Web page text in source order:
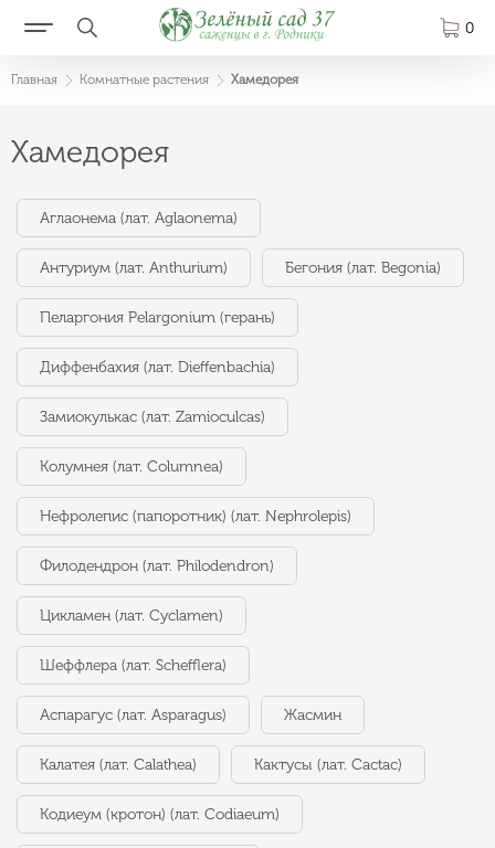
0
Главная Комнатные растения Хамедорея
Хамедорея
Аглаонема (лат. Aglaonema)
Антуриум (лат. Anthurium) Бегония (лат. Begonia)
Пеларгония Pelargonium (герань)
Диффенбахия (лат. Dieffenbachia)
Замиокулькас (лат. Zamioculcas)
Колумнея (лат. Columnea)
Нефролепис (папоротник) (лат. Nephrolepis)
Филодендрон (лат. Philodendron)
Цикламен (лат. Cyclamen)
Шеффлера (лат. Schefflera)
Аспарагус (лат. Asparagus) Жасмин
Калатея (лат. Calathea) Кактусы (лат. Cactac)
Кодиеум (кротон) (лат. Codiaeum)